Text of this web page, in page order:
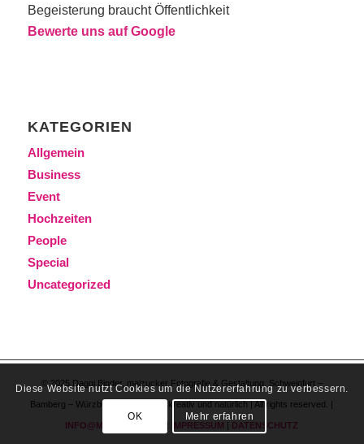
Begeisterung braucht Öffentlichkeit
Bewerte uns auf Google
KATEGORIEN
Allgemein
Business
Event
Hochzeiten
People
Special
Uncategorized
© 2025 Daggi Binder, maizucker Fotografie & Gestaltung. Schweinfurt –
Bamberg – Würzburg – Frankfurt | kreativ und natürlich | All rights reserved. |
INFO@MAIZUCKER.DE | IMPRESSUM | DATENSCHUTZ
Diese Website nutzt Cookies um die Nutzererfahrung zu verbessern.
OK Mehr erfahren